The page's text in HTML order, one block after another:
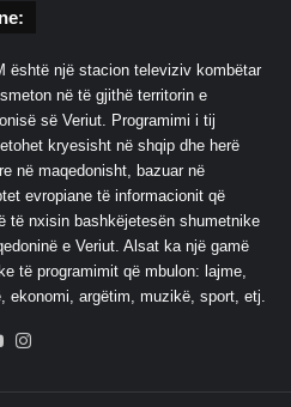
është një stacion televiziv kombëtar
në të gjithë territorin e
së Veriut. Programimi i tij
kryesisht në shqip dhe herë
në maqedonisht, bazuar në
evropiane të informacionit që
të nxisin bashkëjetesën shumetnike
e Veriut. Alsat ka një gamë
të programimit që mbulon: lajme,
ekonomi, argëtim, muzikë, sport, etj.
YouTube